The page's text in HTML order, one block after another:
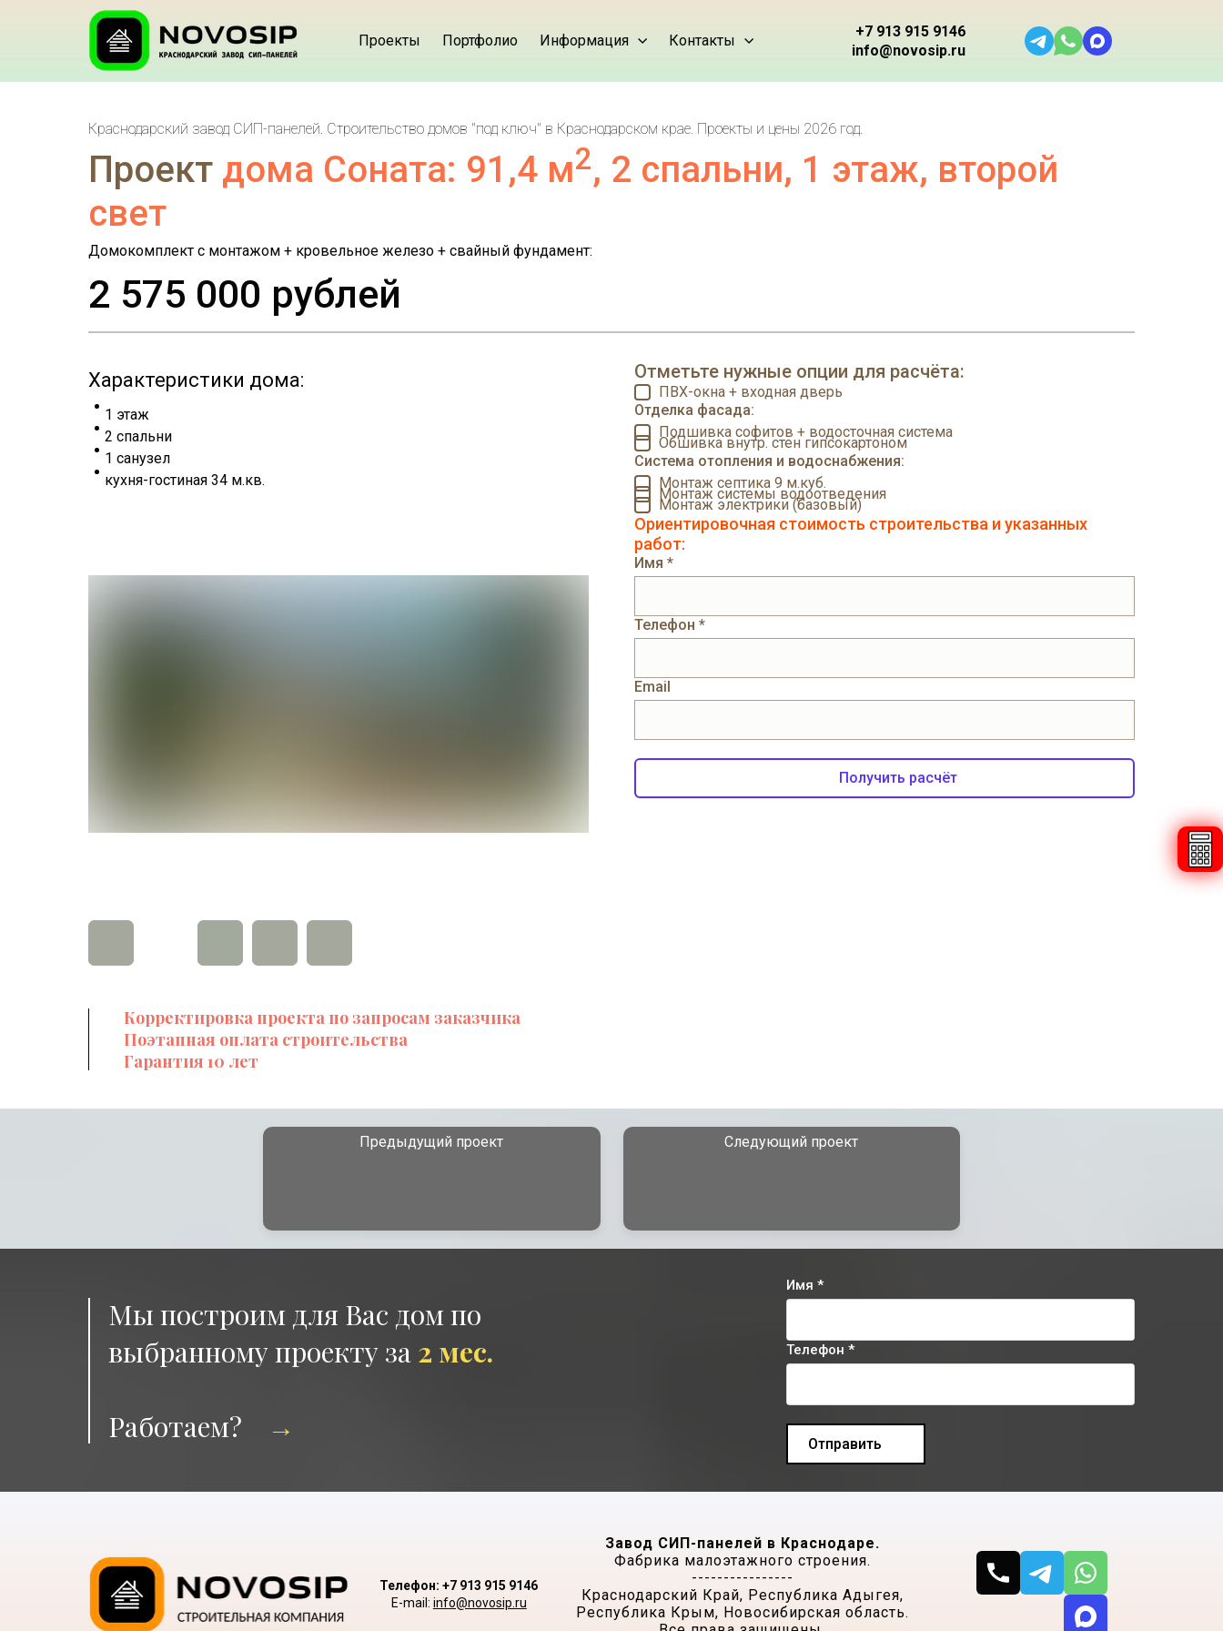
Проекты Портфолио Информация Контакты
+7 913 915 9146
info@novosip.ru
Краснодарский завод СИП-панелей. Строительство домов "под ключ" в Краснодарском крае. Проекты и цены 2026 год.
Проект дома Соната: 91,4 м2, 2 спальни, 1 этаж, второй
свет
Домокомплект с монтажом + кровельное железо + свайный фундамент:
2 575 000 рублей
Характеристики дома:
1 этаж
2 спальни
1 санузел
кухня-гостиная 34 м.кв.
Корректировка проекта по запросам заказчика
Поэтапная оплата строительства
Гарантия 10 лет
Отметьте нужные опции для расчёта:
ПВХ-окна + входная дверь
Отделка фасада:
Подшивка софитов + водосточная система
Обшивка внутр. стен гипсокартоном
Система отопления и водоснабжения:
Монтаж септика 9 м.куб.
Монтаж системы водоотведения
Монтаж электрики (базовый)
Ориентировочная стоимость строительства и указанных
работ:
Имя *
Телефон *
Email
Получить расчёт
Предыдущий проект Следующий проект
Мы построим для Вас дом по
выбранному проекту за 2 мес.
Работаем? →
Имя *
Телефон *
Отправить
Телефон: +7 913 915 9146
E-mail: info@novosip.ru
Завод СИП-панелей в Краснодаре.
Фабрика малоэтажного строения.
----------------
Краснодарский Край, Республика Адыгея,
Республика Крым, Новосибирская область.